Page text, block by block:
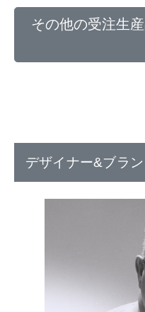
その他の受注生
デザイナー&ブラン